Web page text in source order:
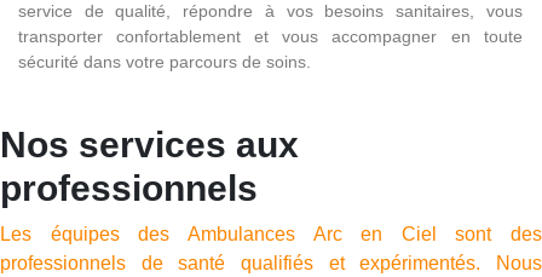
service de qualité, répondre à vos besoins sanitaires, vous
transporter confortablement et vous accompagner en toute
sécurité dans votre parcours de soins.
Nos services aux
professionnels
Les équipes des Ambulances Arc en Ciel sont des
professionnels de santé qualifiés et expérimentés. Nous